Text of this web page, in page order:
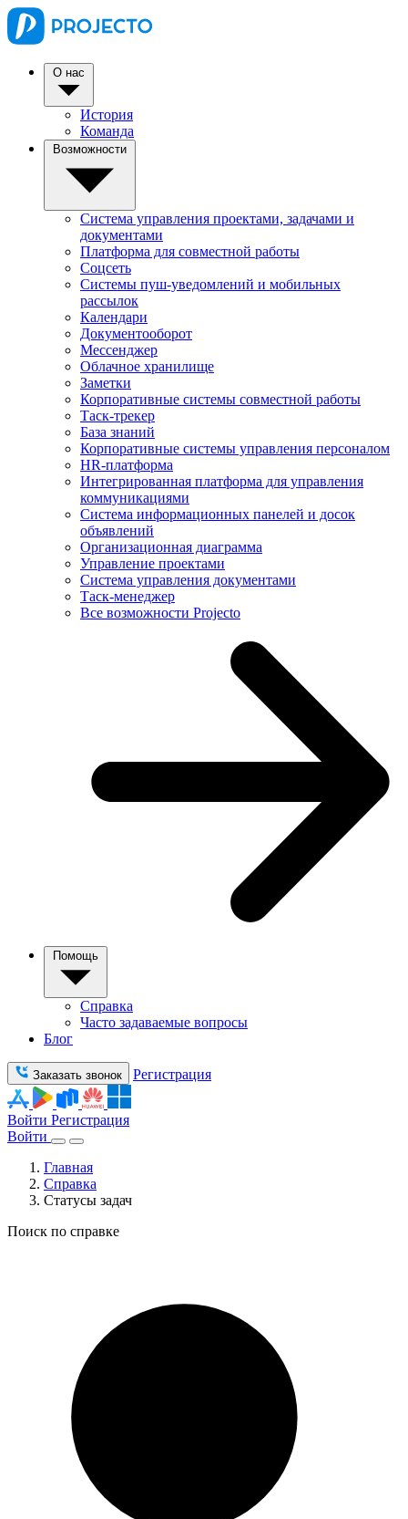
О нас
История
Команда
Возможности
Система управления проектами, задачами и
документами
Платформа для совместной работы
Соцсеть
Системы пуш-уведомлений и мобильных
рассылок
Календари
Документооборот
Мессенджер
Облачное хранилище
Заметки
Корпоративные системы совместной работы
Таск-трекер
База знаний
Корпоративные системы управления персоналом
HR-платформа
Интегрированная платформа для управления
коммуникациями
Система информационных панелей и досок
объявлений
Организационная диаграмма
Управление проектами
Система управления документами
Таск-менеджер
Все возможности Projecto
Помощь
Справка
Часто задаваемые вопросы
Блог
Заказать звонок Регистрация
Войти Регистрация
Войти
Главная
Справка
Статусы задач
Поиск по справке